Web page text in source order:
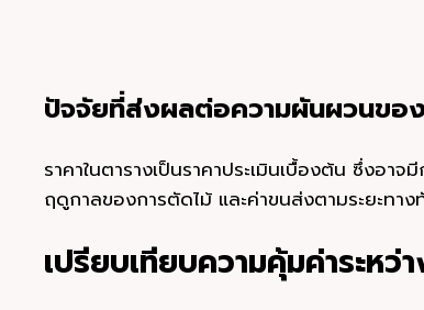
ปัจจัยที่ส่งผลต่อความผันผวนขอ
ราคาในตารางเป็นราคาประเมินเบื้องต้น ซึ่งอ
ฤดูกาลของการตัดไม้ และค่าขนส่งตามระยะทาง
เปรียบเทียบความคุ้มค่าระหว่